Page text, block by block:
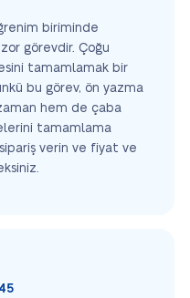
biriminde
görevdir. Çoğu
tamamlamak bir
bu görev, ön yazma
hem de çaba
tamamlama
verin ve fiyat ve